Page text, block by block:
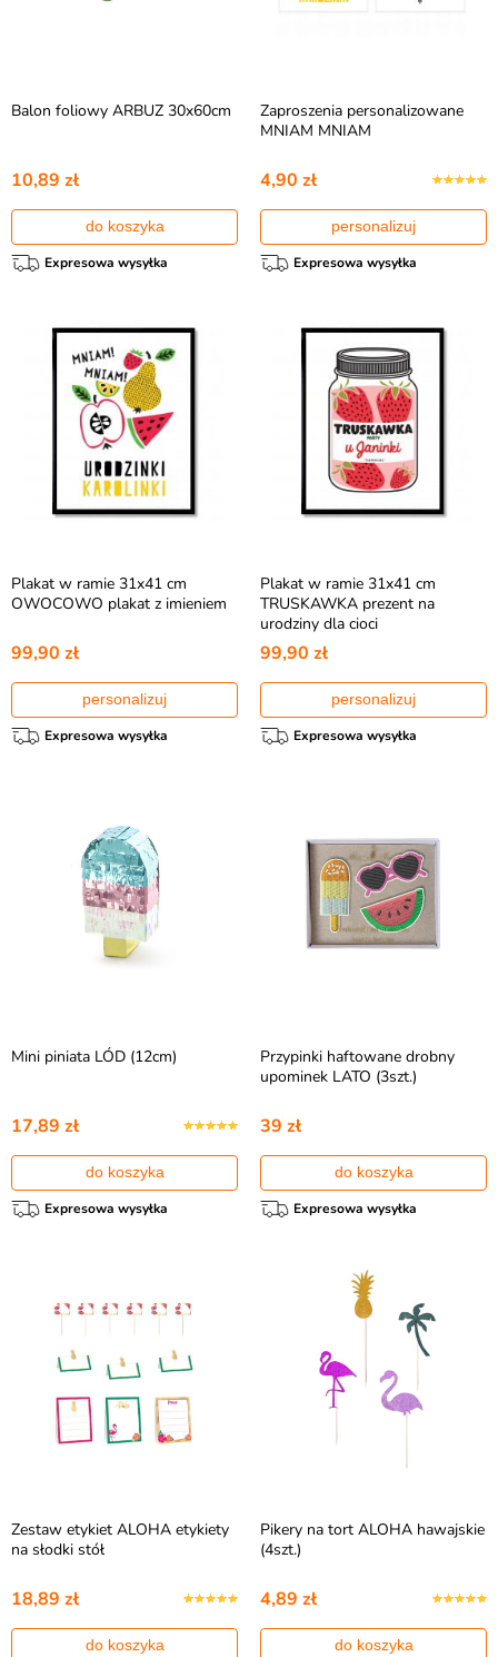
Balon foliowy ARBUZ 30x60cm
10,89 zł
do koszyka
Expresowa wysyłka
Zaproszenia personalizowane
MNIAM MNIAM
4,90 zł
personalizuj
Expresowa wysyłka
Plakat w ramie 31x41 cm
OWOCOWO plakat z imieniem
99,90 zł
personalizuj
Expresowa wysyłka
Plakat w ramie 31x41 cm
TRUSKAWKA prezent na
urodziny dla cioci
99,90 zł
personalizuj
Expresowa wysyłka
Mini piniata LÓD (12cm)
17,89 zł
do koszyka
Expresowa wysyłka
Przypinki haftowane drobny
upominek LATO (3szt.)
39 zł
do koszyka
Expresowa wysyłka
Zestaw etykiet ALOHA etykiety
na słodki stół
18,89 zł
do koszyka
Pikery na tort ALOHA hawajskie
(4szt.)
4,89 zł
do koszyka